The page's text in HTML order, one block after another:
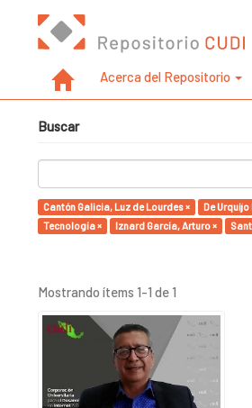
Acerca del Repositorio
Buscar
Cantón Galicia, Luz de Lourdes × De
Tecnología ×
Iznard García, Arturo ×
Mostrando ítems 1-1 de 1